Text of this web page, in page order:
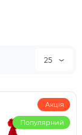
25
Акція
Популярний